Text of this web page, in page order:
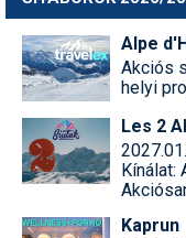
Alpe
Akciós
helyi
Les 2
Kaprun